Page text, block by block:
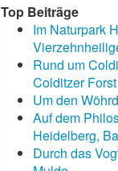
Top Beiträge
Im Naturpark
Rund um
Colditzer Forst
Um den
Auf dem
Heidelberg,
Durch das